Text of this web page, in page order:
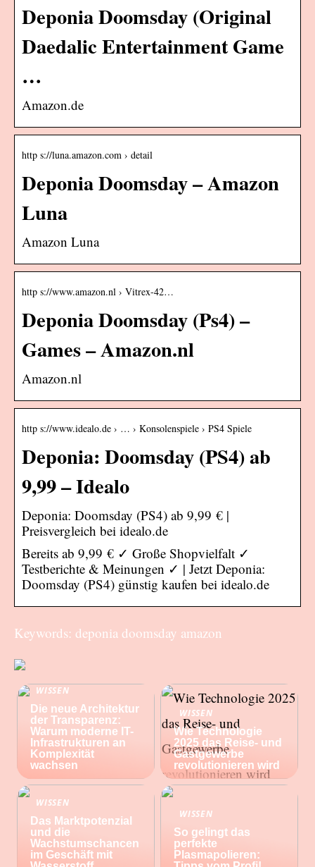
Deponia Doomsday (Original
Daedalic Entertainment Game
…
Amazon.de
http s://luna.amazon.com › detail
Deponia Doomsday – Amazon
Luna
Amazon Luna
http s://www.amazon.nl › Vitrex-42…
Deponia Doomsday (Ps4) –
Games – Amazon.nl
Amazon.nl
http s://www.idealo.de › … › Konsolenspiele › PS4 Spiele
Deponia: Doomsday (PS4) ab
9,99 – Idealo
Deponia: Doomsday (PS4) ab 9,99 € |
Preisvergleich bei idealo.de
Bereits ab 9,99 € ✓ Große Shopvielfalt ✓
Testberichte & Meinungen ✓ | Jetzt Deponia:
Doomsday (PS4) günstig kaufen bei idealo.de
Keywords: deponia doomsday amazon
WISSEN
Die neue Architektur
der Transparenz:
Warum moderne IT-
Infrastrukturen an
Komplexität
wachsen
WISSEN
Wie Technologie
2025 das Reise- und
Gastgewerbe
revolutionieren wird
WISSEN
Das Marktpotenzial
und die
Wachstumschancen
im Geschäft mit
WISSEN
So gelingt das
perfekte
Plasmapolieren: